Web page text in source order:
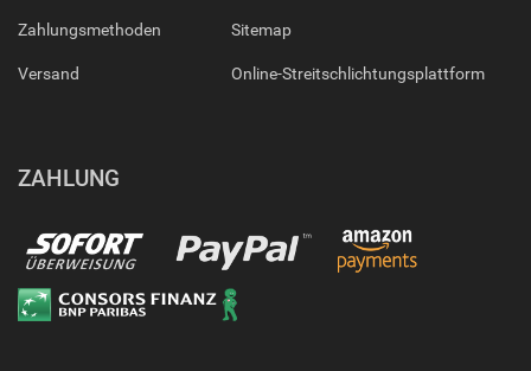
Zahlungsmethoden
Versand
Sitemap
Online-Streitschlichtungsplattform
ZAHLUNG